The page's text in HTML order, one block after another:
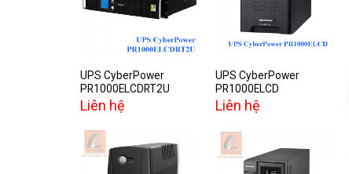
Add to
wishlist
UPS CyberPower
PR1000ELCDRT2U
Liên hệ
Add to
wishlist
UPS CyberPower
PR1000ELCD
Liên hệ